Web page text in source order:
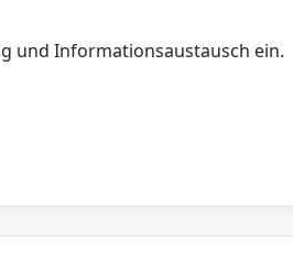
und Informationsaustausch ein.